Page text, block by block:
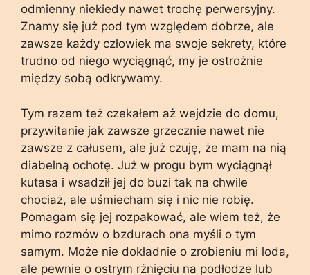
odmienny niekiedy nawet trochę perwersyjny.
Znamy się już pod tym względem dobrze, ale
zawsze każdy człowiek ma swoje sekrety, które
trudno od niego wyciągnąć, my je ostrożnie
między sobą odkrywamy.
Tym razem też czekałem aż wejdzie do domu,
przywitanie jak zawsze grzecznie nawet nie
zawsze z całusem, ale już czuję, że mam na nią
diabelną ochotę. Już w progu bym wyciągnął
kutasa i wsadził jej do buzi tak na chwile
chociaż, ale uśmiecham się i nic nie robię.
Pomagam się jej rozpakować, ale wiem też, że
mimo rozmów o bzdurach ona myśli o tym
samym. Może nie dokładnie o zrobieniu mi loda,
ale pewnie o ostrym rżnięciu na podłodze lub